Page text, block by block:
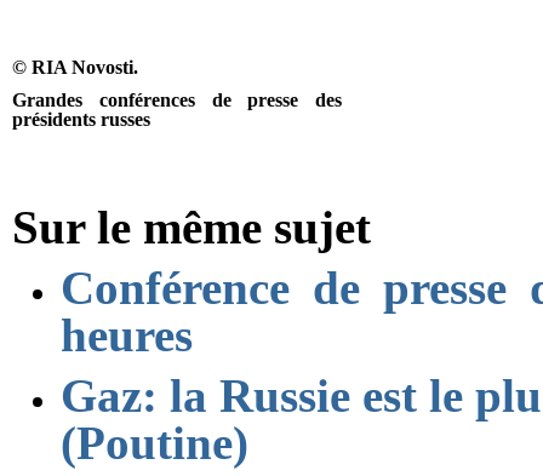
© RIA Novosti.
Grandes conférences de presse des
présidents russes
Sur le même sujet
Conférence de
heures
Gaz: la Russie est le
(Poutine)